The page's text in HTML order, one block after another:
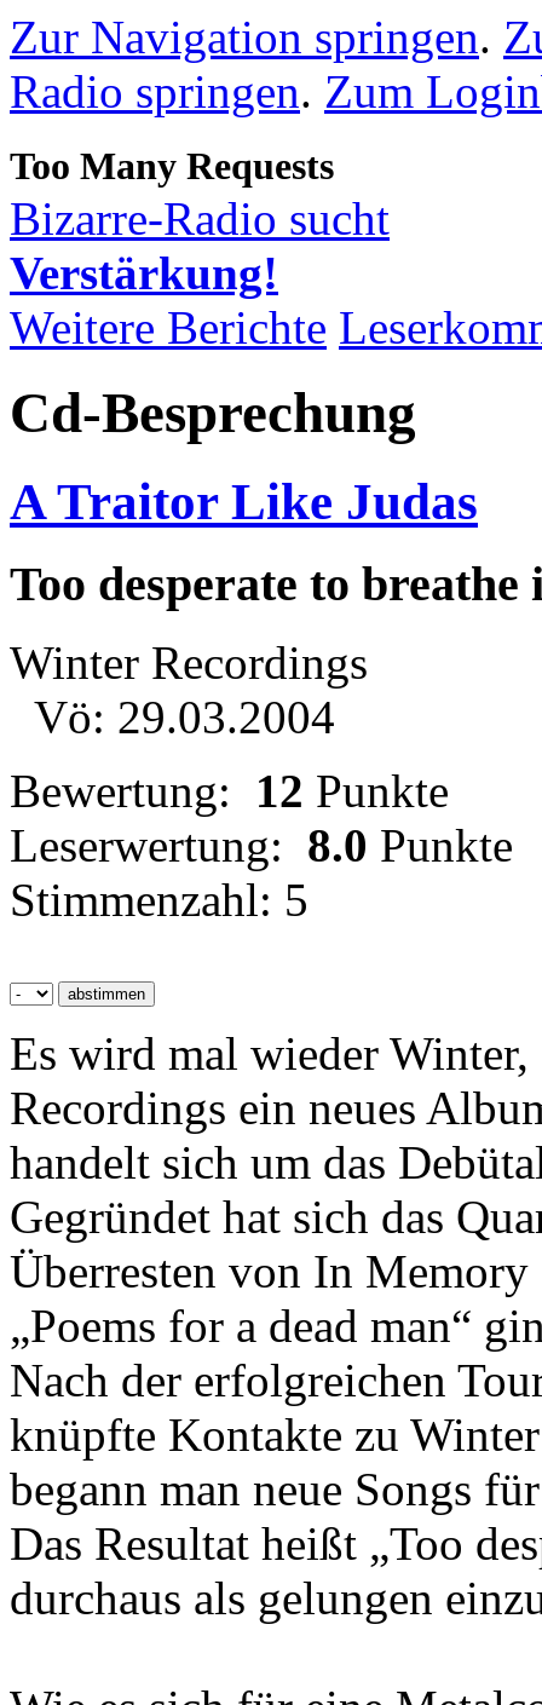
Zur Navigation springen.
Radio springen. Zum
Bizarre-Radio sucht
Verstärkung!
Weitere Berichte
Cd-Besprechung
A Traitor Like Judas
Too desperate to breathe
Winter Recordings
Vö: 29.03.2004
Bewertung: 12 Punkte
Leserwertung: 8.0 Punkte
Stimmenzahl: 5
Es wird mal wieder
Recordings ein neues
handelt sich um das
Gegründet hat sich das
Überresten von In
„Poems for a dead man“
Nach der erfolgreichen
knüpfte Kontakte zu
begann man neue Songs
Das Resultat heißt „Too
durchaus als gelungen